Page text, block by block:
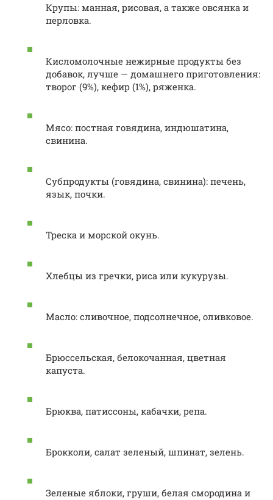
Крупы: манная, рисовая, а также овсянка и
перловка.
Кисломолочные нежирные продукты без
добавок, лучше — домашнего приготовления:
творог (9%), кефир (1%), ряженка.
Мясо: постная говядина, индюшатина,
свинина.
Субпродукты (говядина, свинина): печень,
язык, почки.
Треска и морской окунь.
Хлебцы из гречки, риса или кукурузы.
Масло: сливочное, подсолнечное, оливковое.
Брюссельская, белокочанная, цветная
капуста.
Брюква, патиссоны, кабачки, репа.
Брокколи, салат зеленый, шпинат, зелень.
Зеленые яблоки, груши, белая смородина и